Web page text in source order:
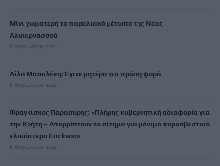
Μίνι χωματερή το παραλιακό μέτωπο της Νέας
Αλικαρνασσού
8 Αυγούστου, 2026
Λίλα Μπακλέση: Έγινε μητέρα για πρώτη φορά
8 Αυγούστου, 2026
Φραγκίσκος Παρασύρης: «Πλήρης κυβερνητική αδιαφορία για
την Κρήτη – Απορρίπτουν το αίτημα για μόνιμο πυροσβεστικό
ελικόπτερο Erickson»
8 Αυγούστου, 2026